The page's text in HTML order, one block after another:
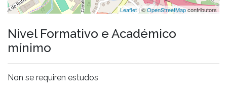
Leaflet | ©OpenStreetMapcontributors
Nivel Formativo e Académico
mínimo
Non se requiren estudos